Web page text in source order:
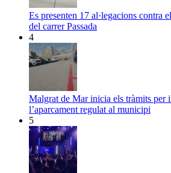
Es presenten 17 al·legacions contra
del carrer Passada
4
Malgrat de Mar inicia els tràmits per
l’aparcament regulat al municipi
5